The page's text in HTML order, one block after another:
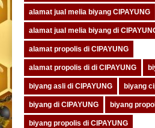
alamat jual melia biyang CIPAYUNG
alamat jual melia biyang di
alamat propolis di CIPAYUNG
alamat propolis di di CIPAYUNG
biyang asli di CIPAYUNG biyang
biyang di CIPAYUNG biyang
biyang propolis di CIPAYUNG